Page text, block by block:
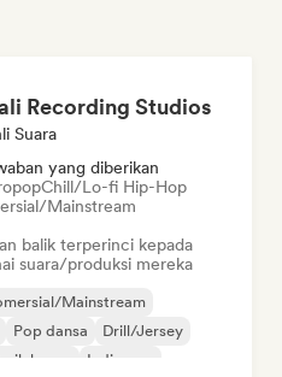
Recording Studios
Suara
yang diberikan
Chill/Lo-fi Hip-Hop
Mainstream
balik terperinci kepada
suara/produksi mereka
Mainstream
Pop dansa
Drill/Jersey
house Indie pop